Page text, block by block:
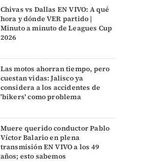
Chivas vs Dallas EN VIVO: A qué
hora y dónde VER partido |
Minuto a minuto de Leagues Cup
2026
Las motos ahorran tiempo, pero
cuestan vidas: Jalisco ya
considera a los accidentes de
'bikers' como problema
Muere querido conductor Pablo
Víctor Balario en plena
transmisión EN VIVO a los 49
años; esto sabemos